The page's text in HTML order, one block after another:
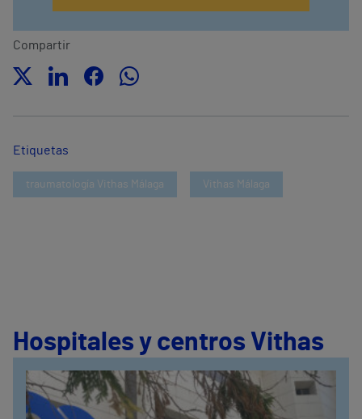
Compartir
Etiquetas
traumatología Vithas Málaga Vithas Málaga
Hospitales y centros Vithas